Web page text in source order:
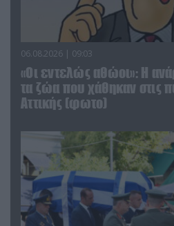
06.08.2026 | 09:03
«Οι εντελώς αθώοι»: Η
τα ζώα που χάθηκαν στις
Αττικής (φωτο)